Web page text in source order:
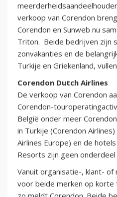
verkoop van Corendon
Corendon en Sunweb nu
Triton. Beide bedrijven zijn
zonvakanties en de
Turkije en Griekenland,
Corendon Dutch Airlines
De verkoop van Corendon
Corendon-
België onder meer
in Turkije (Corendon
Airlines Europe) en de
Resorts zijn geen
Vanuit organisatie-, klant-
voor beide merken op